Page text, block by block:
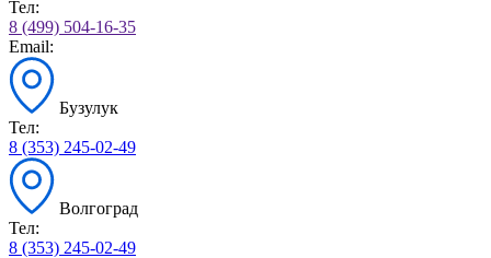
Тел:
8 (499) 504-16-35
Email:
Бузулук
Тел:
8 (353) 245-02-49
Волгоград
Тел:
8 (353) 245-02-49